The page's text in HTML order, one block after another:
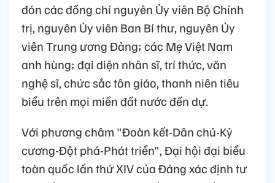
đón các đồng chí nguyên Ủy viên Bộ Chính
trị, nguyên Ủy viên Ban Bí thư, nguyên Ủy
viên Trung ương Đảng; các Mẹ Việt Nam
anh hùng; đại diện nhân sĩ, trí thức, văn
nghệ sĩ, chức sắc tôn giáo, thanh niên tiêu
biểu trên mọi miền đất nước đến dự.
Với phương châm "Đoàn kết-Dân chủ-Kỷ
cương-Đột phá-Phát triển", Đại hội đại biểu
toàn quốc lần thứ XIV của Đảng xác định tư